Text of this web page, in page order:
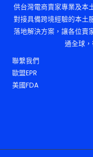
供台灣電商賣家專業及本
對接具備跨境經驗的本土
落地解決方案，讓各位賣
通全球
聯繫我們
歐盟EPR
美國FDA